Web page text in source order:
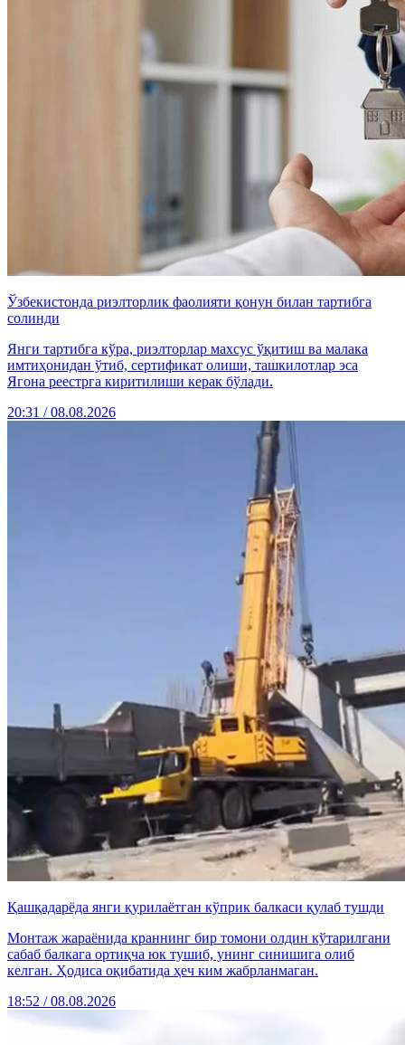
Ўзбекистонда риэлторлик фаолияти қонун билан тартибга
солинди
Янги тартибга кўра, риэлторлар махсус ўқитиш ва малака
имтиҳонидан ўтиб, сертификат олиши, ташкилотлар эса
Ягона реестрга киритилиши керак бўлади.
20:31 / 08.08.2026
Қашқадарёда янги қурилаётган кўприк балкаси қулаб тушди
Монтаж жараёнида краннинг бир томони олдин кўтарилгани
сабаб балкага ортиқча юк тушиб, унинг синишига олиб
келган. Ҳодиса оқибатида ҳеч ким жабрланмаган.
18:52 / 08.08.2026